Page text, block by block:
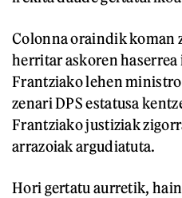
Colonna oraindik koman
herritar askoren
Frantziako lehen
zenari DPS estatusa
Frantziako justiziak
arrazoiak argudiatuta.
Hori gertatu aurretik,